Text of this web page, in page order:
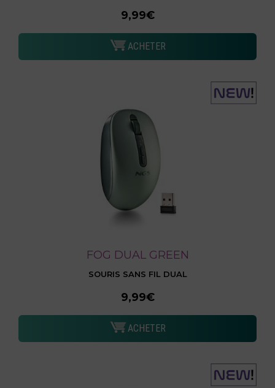
9,99€
ACHETER
FOG DUAL GREEN
SOURIS SANS FIL DUAL
9,99€
ACHETER